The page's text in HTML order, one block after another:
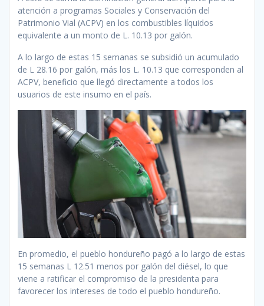
atención a programas Sociales y Conservación del
Patrimonio Vial (ACPV) en los combustibles líquidos
equivalente a un monto de L. 10.13 por galón.
A lo largo de estas 15 semanas se subsidió un acumulado
de L 28.16 por galón, más los L. 10.13 que corresponden al
ACPV, beneficio que llegó directamente a todos los
usuarios de este insumo en el país.
En promedio, el pueblo hondureño pagó a lo largo de estas
15 semanas L 12.51 menos por galón del diésel, lo que
viene a ratificar el compromiso de la presidenta para
favorecer los intereses de todo el pueblo hondureño.